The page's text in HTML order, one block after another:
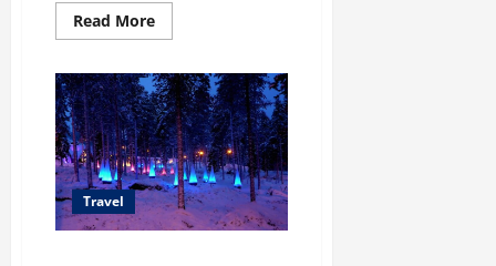
Read MoreRead
more
Gem
Dunia
yang
Belum
Banyak
Dikunjungi
Travel